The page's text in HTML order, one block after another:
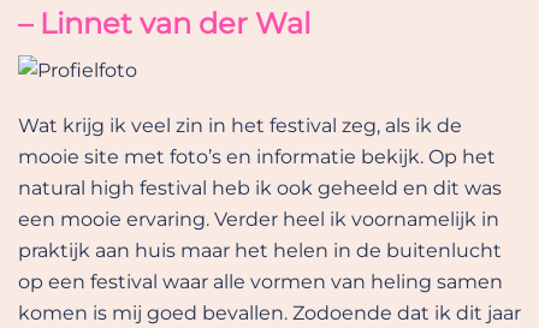
– Linnet van der Wal
Wat krijg ik veel zin in het festival zeg, als ik de
mooie site met foto’s en informatie bekijk. Op het
natural high festival heb ik ook geheeld en dit was
een mooie ervaring. Verder heel ik voornamelijk in
praktijk aan huis maar het helen in de buitenlucht
op een festival waar alle vormen van heling samen
komen is mij goed bevallen. Zodoende dat ik dit jaar